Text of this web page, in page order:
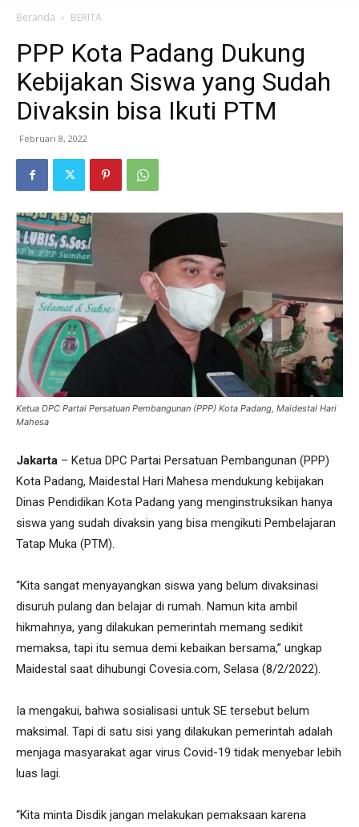
Beranda BERITA
PPP Kota Padang Dukung
Kebijakan Siswa yang Sudah
Divaksin bisa Ikuti PTM
Februari 8, 2022
Ketua DPC Partai Persatuan Pembangunan (PPP) Kota Padang, Maidestal Hari
Mahesa
Jakarta – Ketua DPC Partai Persatuan Pembangunan (PPP)
Kota Padang, Maidestal Hari Mahesa mendukung kebijakan
Dinas Pendidikan Kota Padang yang menginstruksikan hanya
siswa yang sudah divaksin yang bisa mengikuti Pembelajaran
Tatap Muka (PTM).
“Kita sangat menyayangkan siswa yang belum divaksinasi
disuruh pulang dan belajar di rumah. Namun kita ambil
hikmahnya, yang dilakukan pemerintah memang sedikit
memaksa, tapi itu semua demi kebaikan bersama,” ungkap
Maidestal saat dihubungi Covesia.com, Selasa (8/2/2022).
Ia mengakui, bahwa sosialisasi untuk SE tersebut belum
maksimal. Tapi di satu sisi yang dilakukan pemerintah adalah
menjaga masyarakat agar virus Covid-19 tidak menyebar lebih
luas lagi.
“Kita minta Disdik jangan melakukan pemaksaan karena